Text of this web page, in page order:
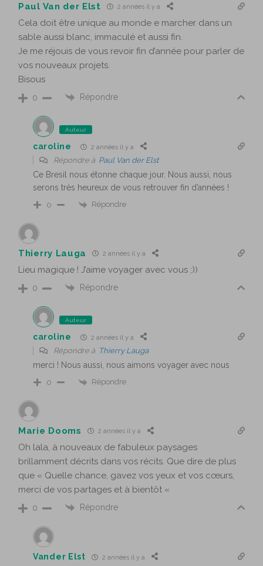
Paul Van der Elst 2 années il y a
Cela doit être unique au monde e marcher dans un
sable aussi blanc, immaculé et aussi fin.
Je me réjouis de vous revoir fin d’année pour parler de
vos nouveaux projets.
Bisous
0 Répondre
Auteur
caroline 2 années il y a
Répondre à Paul Van der Elst
Ce Bresil nous étonne chaque jour. Nous aussi, nous
serons très heureux de vous retrouver fin d’années !
0 Répondre
Thierry Lauga 2 années il y a
Lieu magique ! J’aime voyager avec vous ;))
0 Répondre
Auteur
caroline 2 années il y a
Répondre à Thierry Lauga
merci ! Nous aussi, nous aimons voyager avec nous
0 Répondre
Marie Dooms 2 années il y a
Oh lala, à nouveaux de fabuleux paysages
brillamment décrits dans vos récits. Que dire de plus
que « Quelle chance, gavez vos yeux et vos cœurs,
merci de vos partages et à bientôt «
0 Répondre
Vander Elst 2 années il y a